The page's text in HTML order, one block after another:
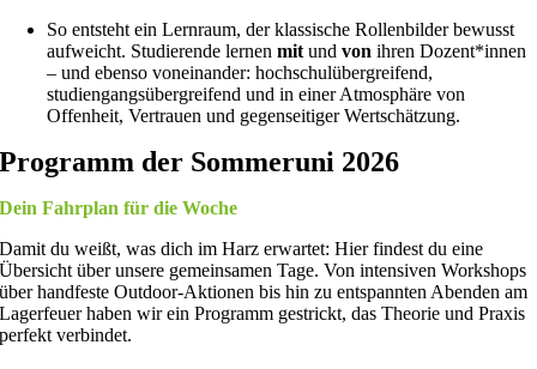
So entsteht ein Lernraum, der klassische Rollenbilder bewusst
aufweicht. Studierende lernenmit undvon ihren Dozent*innen
– und ebenso voneinander: hochschulübergreifend,
studiengangsübergreifend und in einer Atmosphäre von
Offenheit, Vertrauen und gegenseitiger Wertschätzung.
Programm der Sommeruni 2026
Dein Fahrplan für die Woche
Damit du weißt, was dich im Harz erwartet: Hier findest du eine
Übersicht über unsere gemeinsamen Tage. Von intensiven Workshops
über handfeste Outdoor-Aktionen bis hin zu entspannten Abenden am
Lagerfeuer haben wir ein Programm gestrickt, das Theorie und Praxis
perfekt verbindet.